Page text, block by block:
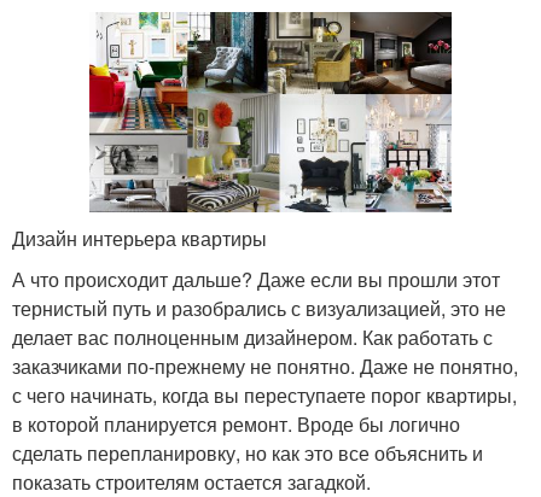
Дизайн интерьера квартиры
А что происходит дальше? Даже если вы прошли этот
тернистый путь и разобрались с визуализацией, это не
делает вас полноценным дизайнером. Как работать с
заказчиками по-прежнему не понятно. Даже не понятно,
с чего начинать, когда вы переступаете порог квартиры,
в которой планируется ремонт. Вроде бы логично
сделать перепланировку, но как это все объяснить и
показать строителям остается загадкой.